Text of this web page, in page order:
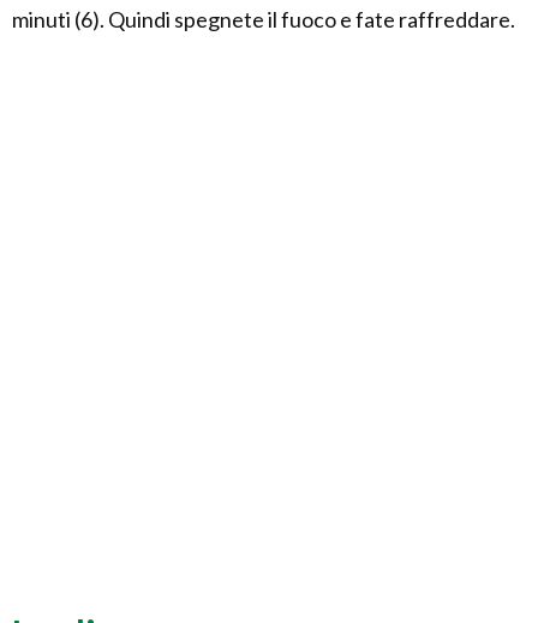
minuti (6). Quindi spegnete il fuoco e fate raffreddare.